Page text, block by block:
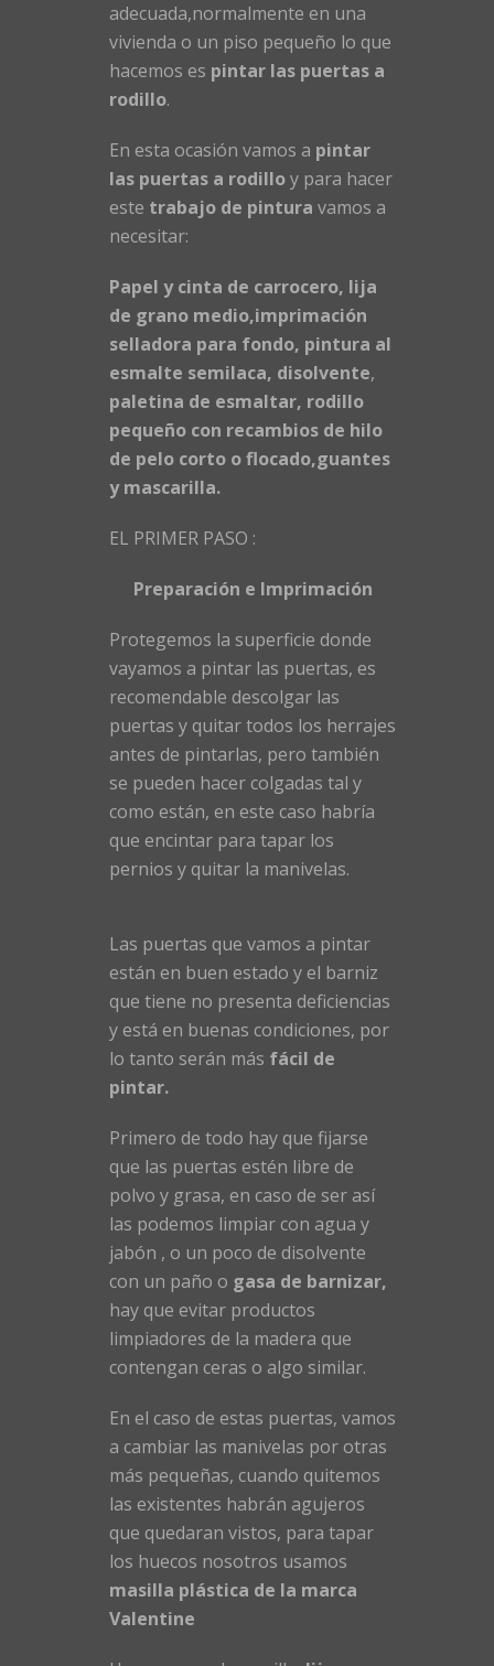
adecuada,normalmente en una
vivienda o un piso pequeño lo que
hacemos es pintar las puertas a
rodillo.
En esta ocasión vamos a pintar
las puertas a rodilloy para hacer
este trabajo de pintura vamos a
necesitar:
Papel y cinta de carrocero, lija
de grano medio,imprimación
selladora para fondo, pintura al
esmalte semilaca, disolvente,
paletina de esmaltar, rodillo
pequeño con recambios de hilo
de pelo corto o flocado,guantes
y mascarilla.
EL PRIMER PASO :
Preparación e Imprimación
Protegemos la superficie donde
vayamos a pintar las puertas, es
recomendable descolgar las
puertas y quitar todos los herrajes
antes de pintarlas, pero también
se pueden hacer colgadas tal y
como están, en este caso habría
que encintar para tapar los
pernios y quitar la manivelas.
Las puertas que vamos a pintar
están en buen estado y el barniz
que tiene no presenta deficiencias
y está en buenas condiciones, por
lo tanto serán más fácil de
pintar.
Primero de todo hay que fijarse
que las puertas estén libre de
polvo y grasa, en caso de ser así
las podemos limpiar con agua y
jabón , o un poco de disolvente
con un paño o gasa de barnizar,
hay que evitar productos
limpiadores de la madera que
contengan ceras o algo similar.
En el caso de estas puertas, vamos
a cambiar las manivelas por otras
más pequeñas, cuando quitemos
las existentes habrán agujeros
que quedaran vistos, para tapar
los huecos nosotros usamos
masilla plástica de la marca
Valentine